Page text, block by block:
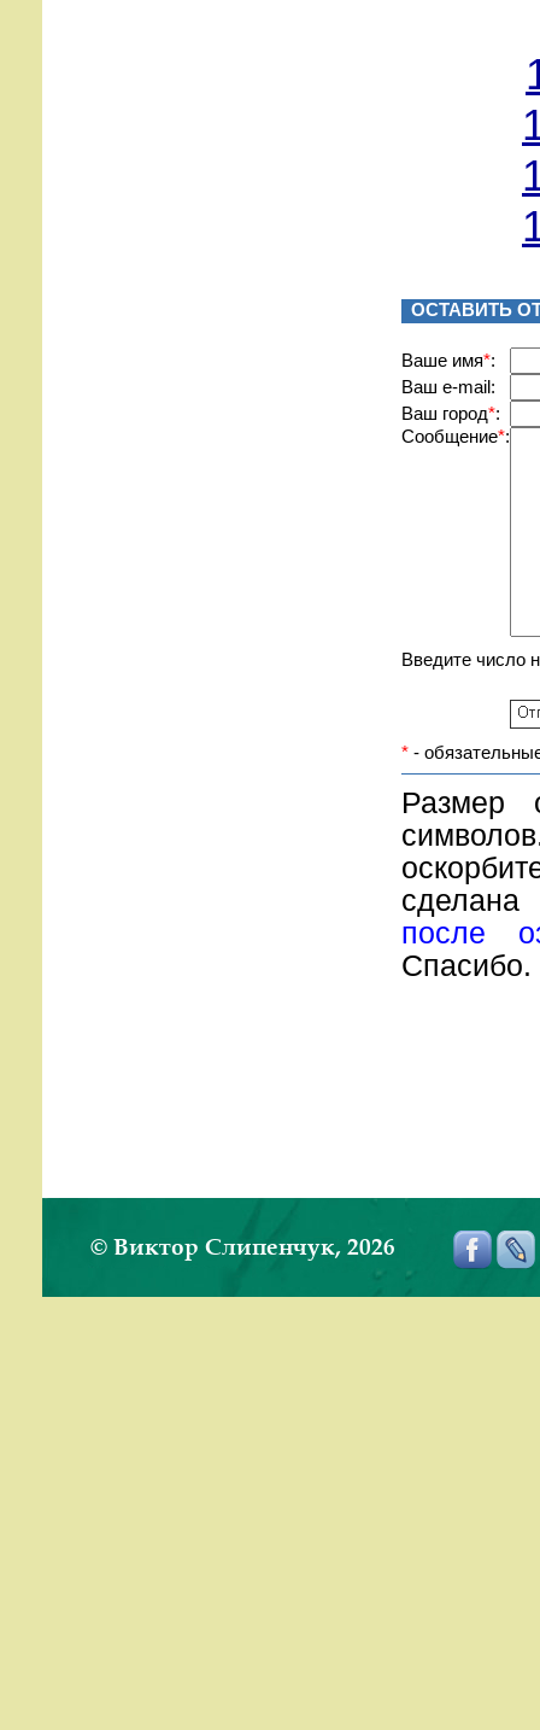
ОСТАВИТЬ
Вашe имя*:
Ваш e-mail:
Ваш город*:
Сообщение*:
Введите число
* -
Размер
после
Спасибо.
© Виктор Слипенчук, 2026